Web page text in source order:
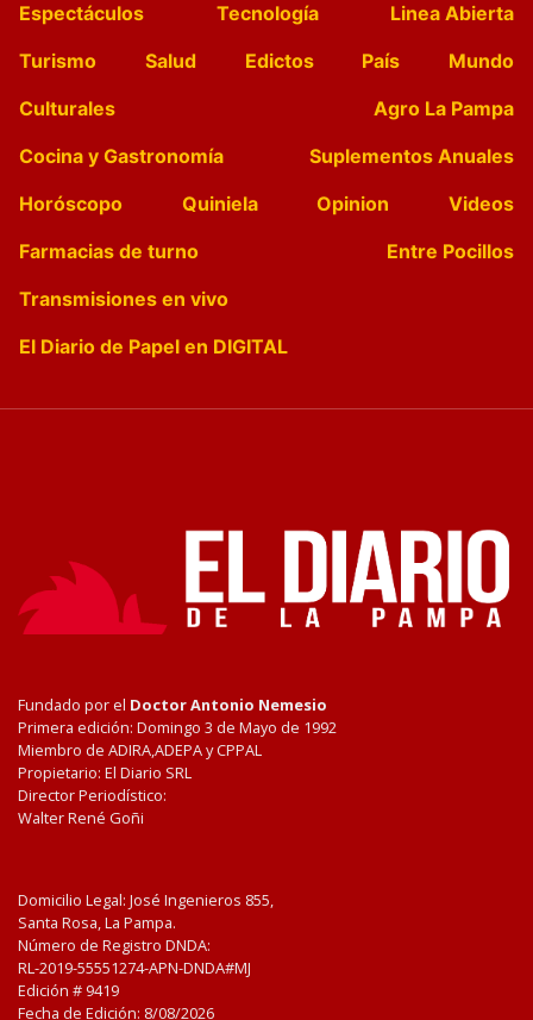
Espectáculos
Tecnología
Linea Abierta
Turismo
Salud Edictos País
Mundo
Culturales
Agro La Pampa
Cocina y Gastronomía
Suplementos Anuales
Horóscopo
Quiniela Opinion
Videos
Farmacias de turno
Entre Pocillos
Transmisiones en vivo
El Diario de Papel en DIGITAL
Fundado por el Doctor Antonio Nemesio
Primera edición: Domingo 3 de Mayo de 1992
Miembro de ADIRA,ADEPA y CPPAL
Propietario: El Diario SRL
Director Periodístico:
Walter René Goñi
Domicilio Legal: José Ingenieros 855,
Santa Rosa, La Pampa.
Número de Registro DNDA:
RL-2019-55551274-APN-DNDA#MJ
Edición # 9419
Fecha de Edición: 8/08/2026